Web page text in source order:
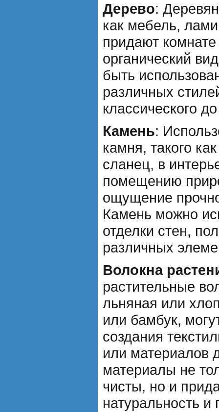
Дерево:
как мебель,
придают
органический
быть
различных
классического
Камень:
камня, такого
сланец, в
помещению
ощущение
Камень можно
отделки стен,
различных
Волокна
растительные
льняная или
или бамбук,
создания
или материалов
материалы не
чисты, но и
натуральность и